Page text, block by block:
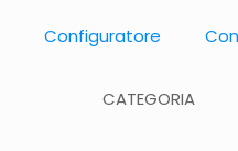
Configuratore
CATEGORIA